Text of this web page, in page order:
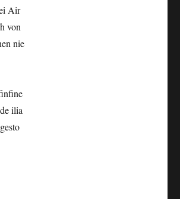
Air
von
nie
ilia